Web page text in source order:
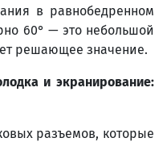
в равнобедренном
60° — это небольшой
решающее значение.
и экранирование:
разъемов, которые